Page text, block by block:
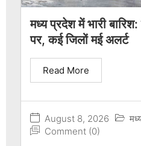
मध्य प्रदेश में भारी
पर, कई जिलों मई अलर्ट
August 8, 2026
Comment (0)
Read More